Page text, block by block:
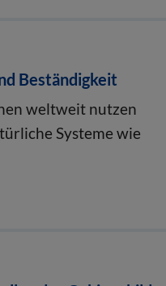
Beständigkeit
weltweit nutzen
Systeme wie